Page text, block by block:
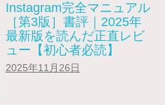
Instagram完全マニュアル
［第3版］書評｜2025年
最新版を読んだ正直レビ
ュー【初心者必読】
2025年11月26日